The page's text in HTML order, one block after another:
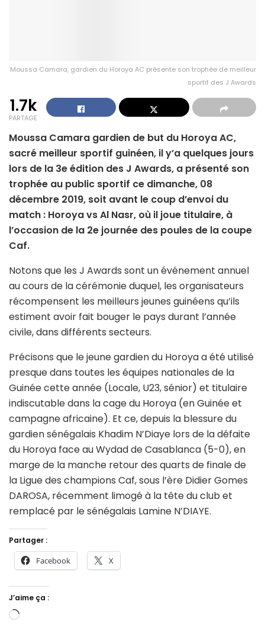
Moussa Camara, gardien du Horoya AC présente son trophée de meilleur
sportif des J Awards
1.7k
PARTAGE
Moussa Camara gardien de but du Horoya AC,
sacré meilleur sportif guinéen, il y’a quelques jours
lors de la 3e édition des J Awards, a présenté son
trophée au public sportif ce dimanche, 08
décembre 2019, soit avant le coup d’envoi du
match : Horoya vs Al Nasr, où il joue titulaire, à
l’occasion de la 2e journée des poules de la coupe
Caf.
Notons que les J Awards sont un événement annuel
au cours de la cérémonie duquel, les organisateurs
récompensent les meilleurs jeunes guinéens qu’ils
estiment avoir fait bouger le pays durant l’année
civile, dans différents secteurs.
Précisons que le jeune gardien du Horoya a été utilisé
presque dans toutes les équipes nationales de la
Guinée cette année (Locale, U23, sénior) et titulaire
indiscutable dans la cage du Horoya (en Guinée et
campagne africaine). Et ce, depuis la blessure du
gardien sénégalais Khadim N’Diaye lors de la défaite
du Horoya face au Wydad de Casablanca (5-0), en
marge de la manche retour des quarts de finale de
la Ligue des champions Caf, sous l’ère Didier Gomes
DAROSA, récemment limogé à la tête du club et
remplacé par le sénégalais Lamine N’DIAYE.
Partager :
Facebook X
J’aime ça :
Chargement…